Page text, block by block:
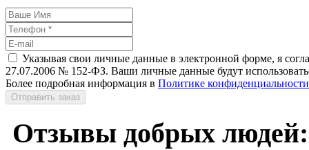
Указывая свои личные данные в электронной форме, я
27.07.2006 № 152-ФЗ. Ваши личные данные будут
Более подробная информация в Политике конфиденциальности
Отправить заказ
Отзывы добрых людей: